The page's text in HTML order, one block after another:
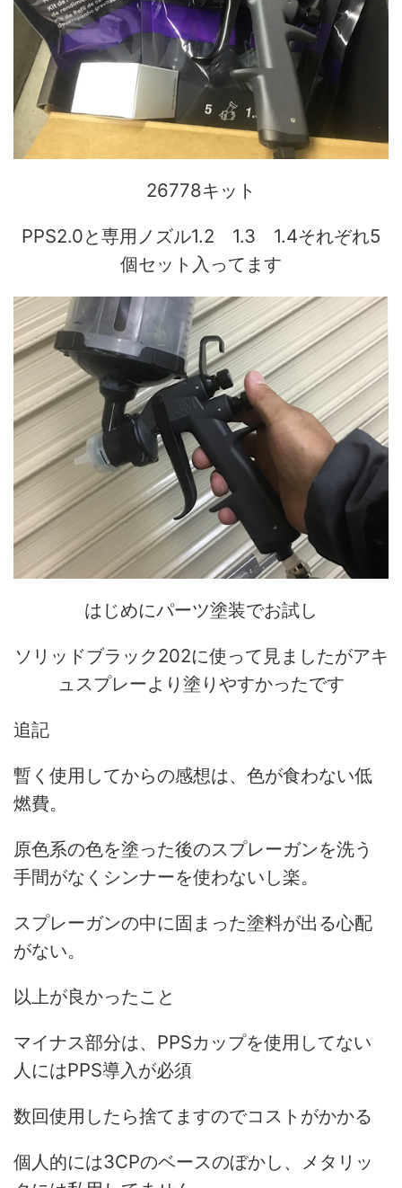
26778キット
PPS2.0と専用ノズル1.2 1.3 1.4それぞれ5
個セット入ってます
はじめにパーツ塗装でお試し
ソリッドブラック202に使って見ましたがアキ
ュスプレーより塗りやすかったです
追記
暫く使用してからの感想は、色が食わない低
燃費。
原色系の色を塗った後のスプレーガンを洗う
手間がなくシンナーを使わないし楽。
スプレーガンの中に固まった塗料が出る心配
がない。
以上が良かったこと
マイナス部分は、PPSカップを使用してない
人にはPPS導入が必須
数回使用したら捨てますのでコストがかかる
個人的には3CPのベースのぼかし、メタリッ